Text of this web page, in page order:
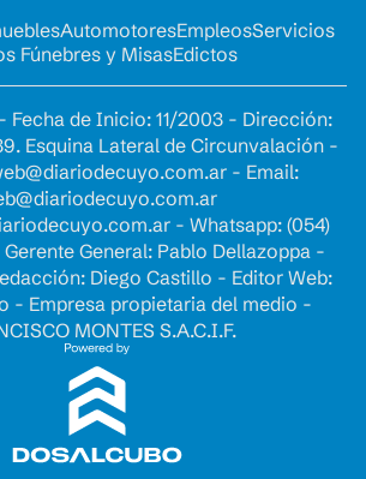
AutomotoresEmpleosServicios
Fúnebres y MisasEdictos
Fecha de Inicio: 11/2003 - Dirección:
Esquina Lateral de Circunvalación -
- Email:
- Whatsapp: (054)
General: Pablo Dellazoppa -
Diego Castillo - Editor Web:
- Empresa propietaria del medio -
MONTES S.A.C.I.F.